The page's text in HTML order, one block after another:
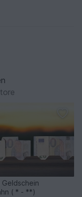
Geldschein
( * - **)